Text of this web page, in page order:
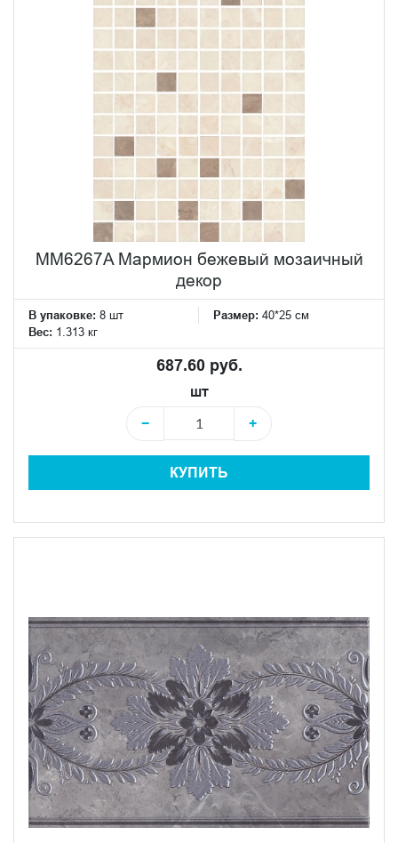
MM6267A Мармион бежевый мозаичный
декор
В упаковке: 8 шт Размер: 40*25 см
Вес: 1.313 кг
687.60 руб.
шт
−
+
КУПИТЬ